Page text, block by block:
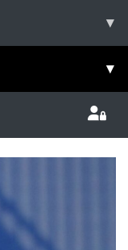
▾
▾